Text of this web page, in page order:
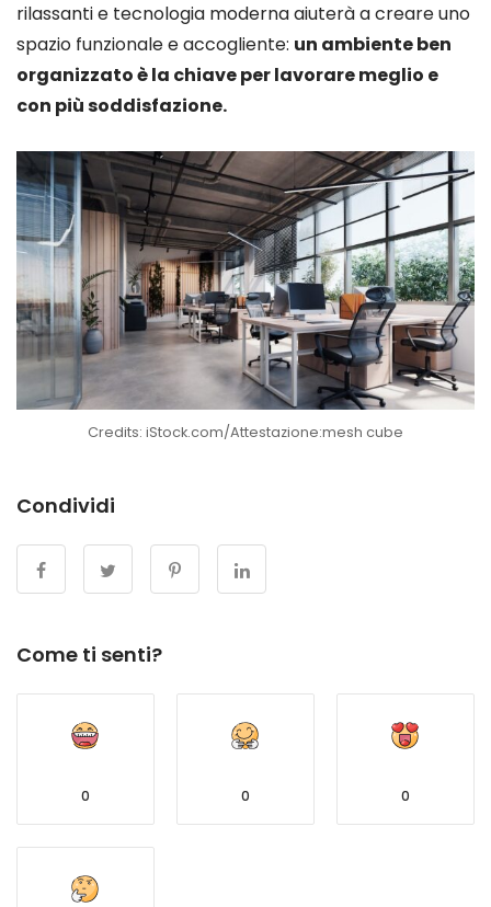
rilassanti e tecnologia moderna aiuterà a creare uno
spazio funzionale e accogliente: un ambiente ben
organizzato è la chiave per lavorare meglio e
con più soddisfazione.
Credits: iStock.com/Attestazione:mesh cube
Condividi
Come ti senti?
0 0 0